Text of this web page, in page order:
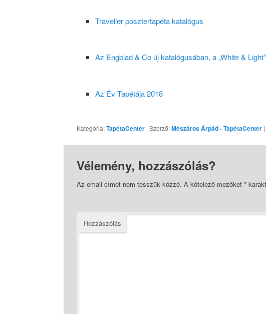
Traveller posztertapéta katalógus
Az Engblad & Co új katalógusában, a „White &
Az Év Tapétája 2018
Kategória:TapétaCenter| Szerző:Mészáros Árpád - TapétaCenter|
Vélemény, hozzászólás?
Az email címet nem tesszük közzé. A kötelező mezőket *
Hozzászólás